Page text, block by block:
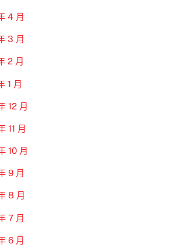
4 月
3 月
2 月
1 月
12 月
11 月
10 月
9 月
8 月
7 月
6 月